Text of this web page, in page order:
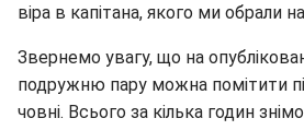
віра в капітана, якого ми обрали
Звернемо увагу, що на
подружню пару можна помітити
човні. Всього за кілька годин